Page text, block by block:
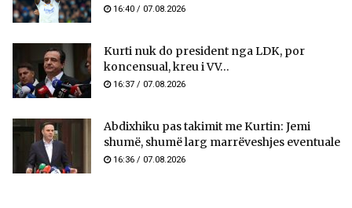
16:40 / 07.08.2026
Kurti nuk do president nga LDK, por
koncensual, kreu i VV...
16:37 / 07.08.2026
Abdixhiku pas takimit me Kurtin: Jemi
shumë, shumë larg marrëveshjes eventuale
16:36 / 07.08.2026